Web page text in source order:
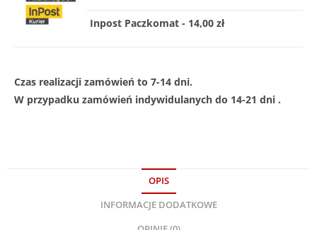
Inpost Paczkomat - 14,00 zł
Czas realizacji zamówień to 7-14 dni.
W przypadku zamówień indywidulanych do 14-21 dni .
OPIS
INFORMACJE DODATKOWE